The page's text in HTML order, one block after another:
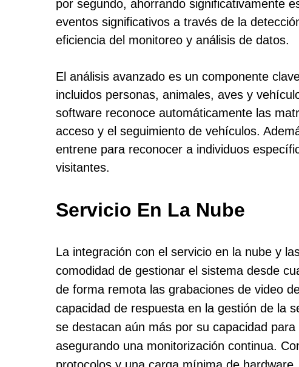
por segundo, ahorrando significativamente
eventos significativos a través de la
eficiencia del monitoreo y análisis de datos.
El análisis avanzado es un componente
incluidos personas, animales, aves y
software reconoce automáticamente las
acceso y el seguimiento de vehículos.
entrene para reconocer a individuos
visitantes.
Servicio En La Nube
La integración con el servicio en la nube y
comodidad de gestionar el sistema desde
de forma remota las grabaciones de video
capacidad de respuesta en la gestión de la
se destacan aún más por su capacidad
asegurando una monitorización continua.